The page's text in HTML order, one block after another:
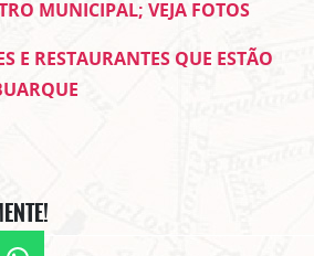
MUNICIPAL; VEJA FOTOS
E RESTAURANTES QUE ESTÃO